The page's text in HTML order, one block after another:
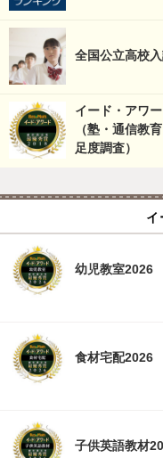
全国公立高校
イード・アワ
（塾・通信教
足度調査）
イ
幼児教室2026
食材宅配2026
子供英語教材